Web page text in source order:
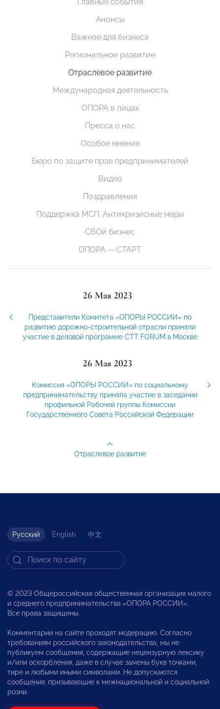
Анонсы
Важное для бизнеса
Региональное развитие
Отраслевое развитие
Международная деятельность
ОПОРА в лицах
Пресса о нас
Особое мнение
Бюро по защите прав предпринимателей
Видео
Поздравления
Поддержка МСП. Антикризисные меры
СВОй бизнес
ОПОРА — СТАРТ
26 Мая 2023
Представители Комитета «ОПОРЫ РОССИИ» по
развитию дорожно-строительной отрасли приняли
участие в деловой программе CTT FORUM в Москве
26 Мая 2023
Комиссия «ОПОРЫ РОССИИ» по социальному
предпринимательству приняла участие в заседании
профильной Рабочей группы Комиссии
Государственного Совета Российской Федерации
Отраслевое развитие
Русский English 中文
© 2023 Общероссийская общественная организация малого
и среднего предпринимательства «ОПОРА РОССИИ».
Все права защищены.
Комментарии на сайте проходят модерацию. Согласно
требованиям российского законодательства, мы не
публикуем сообщения, содержащие нецензурную лексику
и/или оскорбления, даже в случае замены букв точками,
тире и любыми иными символами. Не допускаются
сообщения, призывающие к межнациональной и социальной
розни.